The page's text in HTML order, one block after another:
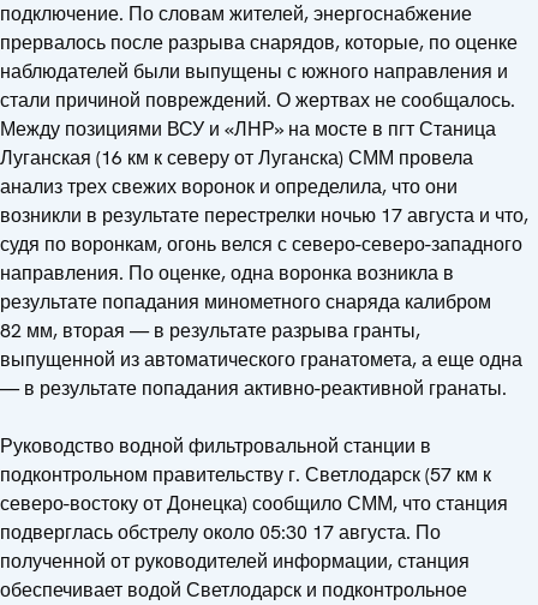
подключение. По словам жителей, энергоснабжение
прервалось после разрыва снарядов, которые, по оценке
наблюдателей были выпущены с южного направления и
стали причиной повреждений. О жертвах не сообщалось.
Между позициями ВСУ и «ЛНР» на мосте в пгт Станица
Луганская (16 км к северу от Луганска) СММ провела
анализ трех свежих воронок и определила, что они
возникли в результате перестрелки ночью 17 августа и что,
судя по воронкам, огонь велся с северо-северо-западного
направления. По оценке, одна воронка возникла в
результате попадания минометного снаряда калибром
82 мм, вторая — в результате разрыва гранты,
выпущенной из автоматического гранатомета, а еще одна
— в результате попадания активно-реактивной гранаты.
Руководство водной фильтровальной станции в
подконтрольном правительству г. Светлодарск (57 км к
северо-востоку от Донецка) сообщило СММ, что станция
подверглась обстрелу около 05:30 17 августа. По
полученной от руководителей информации, станция
обеспечивает водой Светлодарск и подконтрольное